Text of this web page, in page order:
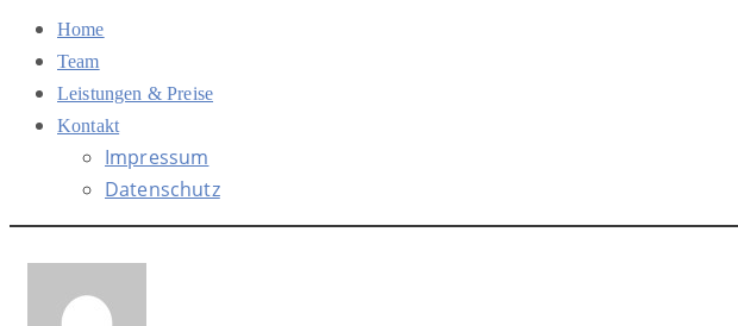
Home
Team
Leistungen & Preise
Kontakt
Impressum
Datenschutz